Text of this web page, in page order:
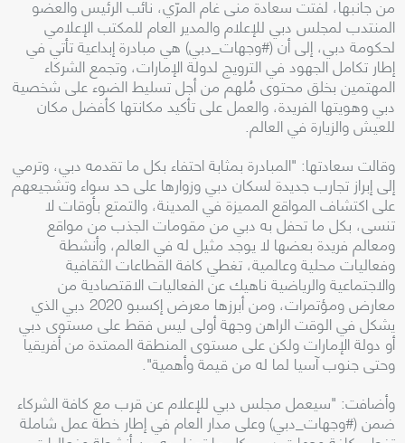
من جانبها، لفتت سعادة منى غام المرّي، نائب الرئيس والعضو
المنتدب لمجلس دبي للإعلام والمدير العام للمكتب الإعلامي
لحكومة دبي، إلى أن (#وجهات_دبي) هي مبادرة إبداعية تأتي في
إطار تكامل الجهود في الترويج لدولة الإمارات، وتجمع الشركاء
المهتمين بخلق محتوى مُلهم من أجل تسليط الضوء على شخصية
دبي وهويتها الفريدة، والعمل على تأكيد مكانتها كأفضل مكان
للعيش والزيارة في العالم.
وقالت سعادتها: "المبادرة بمثابة احتفاء بكل ما تقدمه دبي، وترمي
إلى إبراز تجارب جديدة لسكان دبي وزوارها على حد سواء وتشجيعهم
على اكتشاف المواقع المميزة في المدينة، والتمتع بأوقات لا
تنسى، بكل ما تحفل به دبي من مقومات الجذب من مواقع
ومعالم فريدة بعضها لا يوجد مثيل له في العالم، وأنشطة
وفعاليات محلية وعالمية، تغطي كافة القطاعات الثقافية
والاجتماعية والرياضية ناهيك عن الفعاليات الاقتصادية من
معارض ومؤتمرات، ومن أبرزها معرض إكسبو 2020 دبي الذي
يشكل في الوقت الراهن وجهة أولى ليس فقط على مستوى دبي
أو دولة الإمارات ولكن على مستوى المنطقة الممتدة من أفريقيا
وحتى جنوب آسيا لما له من قيمة وأهمية".
وأضافت: "سيعمل مجلس دبي للإعلام عن قرب مع كافة الشركاء
ضمن (#وجهات_دبي) وعلى مدار العام في إطار خطة عمل شاملة